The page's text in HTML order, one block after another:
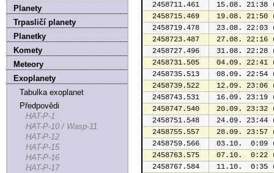
Planety
Trpasličí planety
Planetky
Komety
Meteory
Exoplanety
Tabulka exoplanet
Předpovědi
HAT-P-1
HAT-P-10 / Wasp-11
HAT-P-12
HAT-P-15
HAT-P-16
HAT-P-17
2458711.461
15.08. 21:38
2458715.469
19.08. 21:50
2458719.478
23.08. 22:03
2458723.487
27.08. 22:16
2458727.496
31.08. 22:28
2458731.505
04.09. 22:41
2458735.513
08.09. 22:54
2458739.522
12.09. 23:06
2458743.531
16.09. 23:19
2458747.540
20.09. 23:32
2458751.548
24.09. 23:44
2458755.557
28.09. 23:57
2458759.566
03.10.  0:09
2458763.575
07.10.  0:22
2458767.584
11.10.  0:35